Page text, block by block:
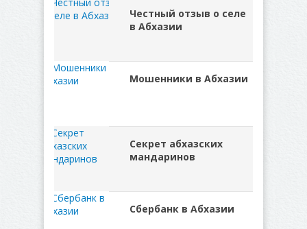
Честный отзыв о селе
в Абхазии
Мошенники в Абхазии
Секрет абхазских
мандаринов
Сбербанк в Абхазии